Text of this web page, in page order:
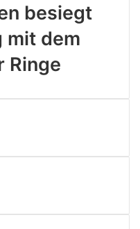
besiegt
mit dem
Ringe